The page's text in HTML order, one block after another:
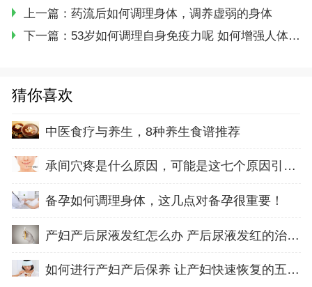
上一篇： 药流后如何调理身体，调养虚弱的身体
下一篇： 53岁如何调理自身免疫力呢 如何增强人体免疫力
猜你喜欢
中医食疗与养生，8种养生食谱推荐
承间穴疼是什么原因，可能是这七个原因引起的
备孕如何调理身体，这几点对备孕很重要！
产妇产后尿液发红怎么办 产后尿液发红的治疗方
如何进行产妇产后保养 让产妇快速恢复的五方面